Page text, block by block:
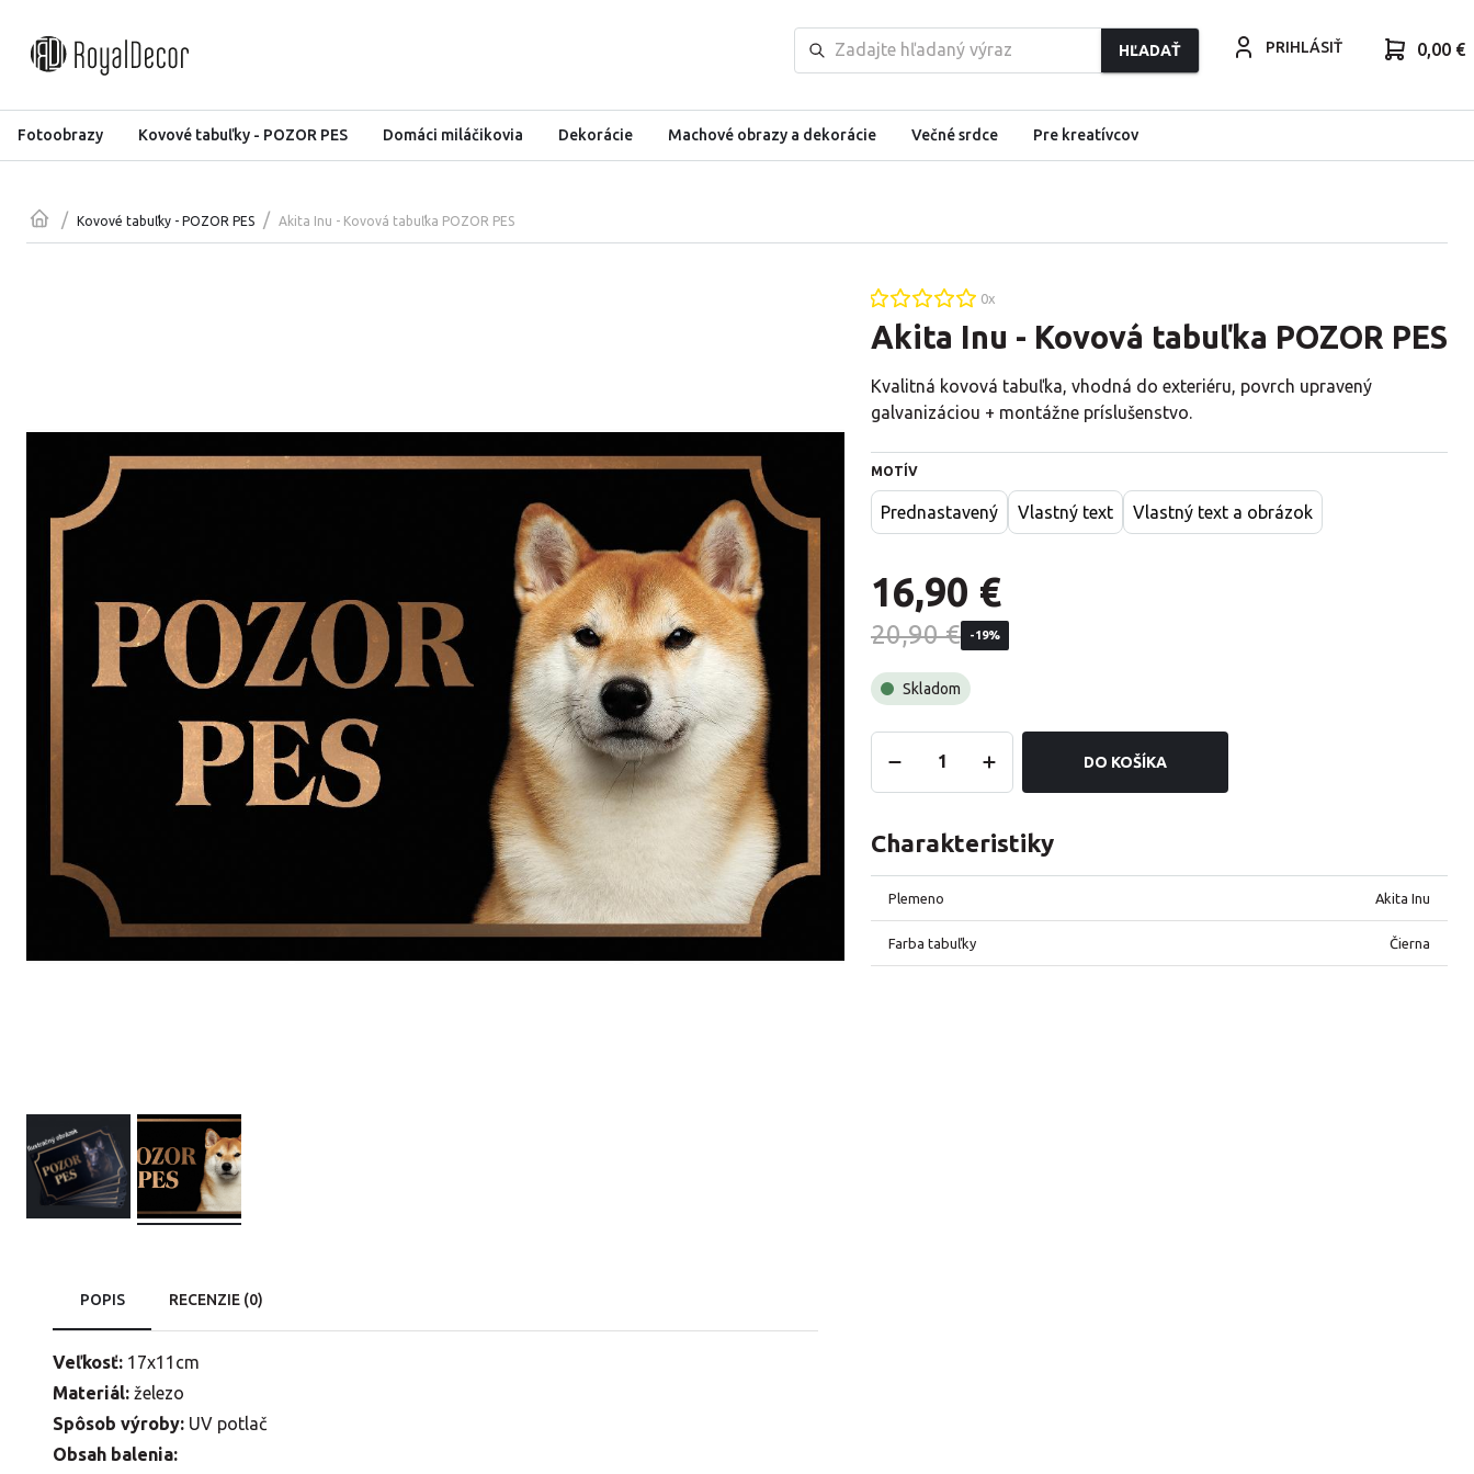
HĽADAŤ PRIHLÁSIŤ 0,00 €
Fotoobrazy Kovové tabuľky - POZOR PES Domáci miláčikovia Dekorácie Machové obrazy a dekorácie Večné srdce Pre kreatívcov
/ Kovové tabuľky - POZOR PES / Akita Inu - Kovová tabuľka POZOR PES
POPIS RECENZIE (0)
Veľkosť: 17x11cm
Materiál: železo
Spôsob výroby: UV potlač
Obsah balenia:
0x
Akita Inu - Kovová tabuľka POZOR PES
Kvalitná kovová tabuľka, vhodná do exteriéru, povrch upravený
galvanizáciou + montážne príslušenstvo.
MOTÍV
Prednastavený Vlastný text Vlastný text a obrázok
16,90 €
20,90 € -19%
Skladom
DO KOŠÍKA
Charakteristiky
Plemeno Akita Inu
Farba tabuľky Čierna